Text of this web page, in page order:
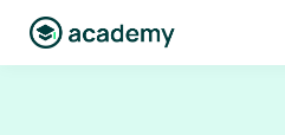
Aller sur